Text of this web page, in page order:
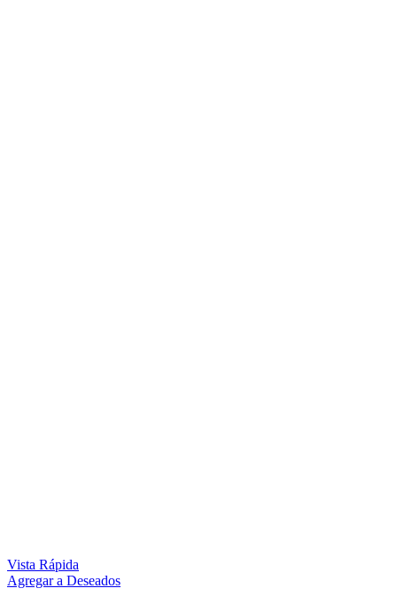
Vista Rápida
Agregar a Deseados